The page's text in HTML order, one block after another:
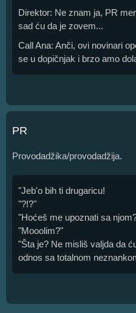
Direktor: Ne znam ja, PR
sad ću da je zovem...
Call Ana: Anči, ovi novinari
se u dopičnjak i brzo amo
PR
Provodadžika/provodadžija.
"Jeb'o bih ti drugaricu!
"?!?"
"Hoćeš me upoznati sa
"Mooolim?"
"Šta je? Ne misliš valjda da
odnos sa totalnom